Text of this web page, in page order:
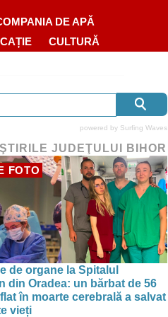
DE APĂ
CULTURĂ
powered by Surfing Waves
JUDEŢULUI BIHOR
FOTO
de organe la Spitalul
din Oradea: un bărbat de 56
în moarte cerebrală a salvat
vieți